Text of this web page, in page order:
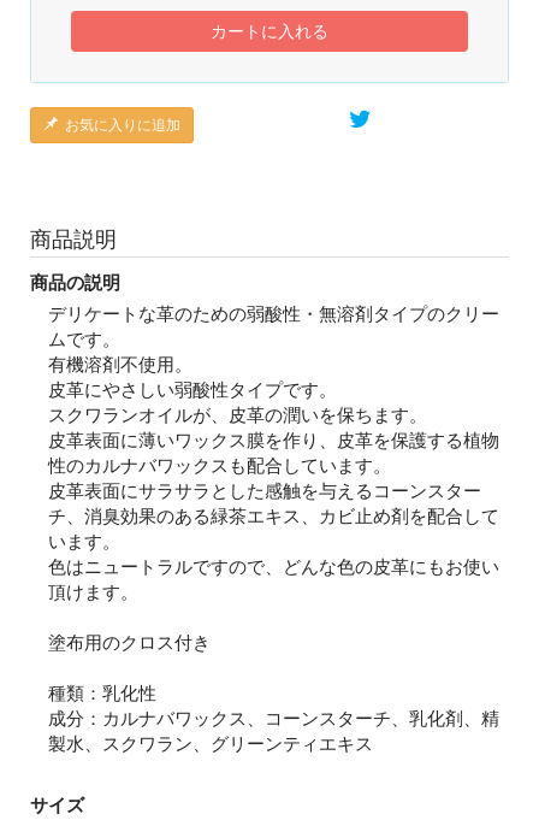
カートに入れる
お気に入りに追加
商品説明
商品の説明
デリケートな革のための弱酸性・無溶剤タイプのクリー
ムです。
有機溶剤不使用。
皮革にやさしい弱酸性タイプです。
スクワランオイルが、皮革の潤いを保ちます。
皮革表面に薄いワックス膜を作り、皮革を保護する植物
性のカルナバワックスも配合しています。
皮革表面にサラサラとした感触を与えるコーンスター
チ、消臭効果のある緑茶エキス、カビ止め剤を配合して
います。
色はニュートラルですので、どんな色の皮革にもお使い
頂けます。
塗布用のクロス付き
種類：乳化性
成分：カルナバワックス、コーンスターチ、乳化剤、精
製水、スクワラン、グリーンティエキス
サイズ